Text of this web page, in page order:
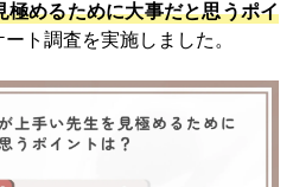
極めるために大事だと思うポイ
ト調査を実施しました。